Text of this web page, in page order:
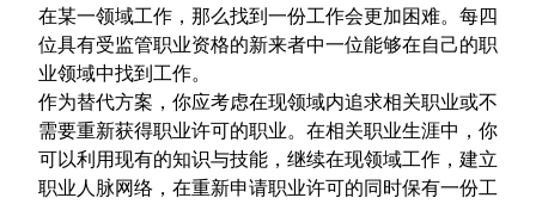
在某一领域工作，那么找到一份工作会更加困难。每四
位具有受监管职业资格的新来者中一位能够在自己的职
业领域中找到工作。
作为替代方案，你应考虑在现领域内追求相关职业或不
需要重新获得职业许可的职业。在相关职业生涯中，你
可以利用现有的知识与技能，继续在现领域工作，建立
职业人脉网络，在重新申请职业许可的同时保有一份工